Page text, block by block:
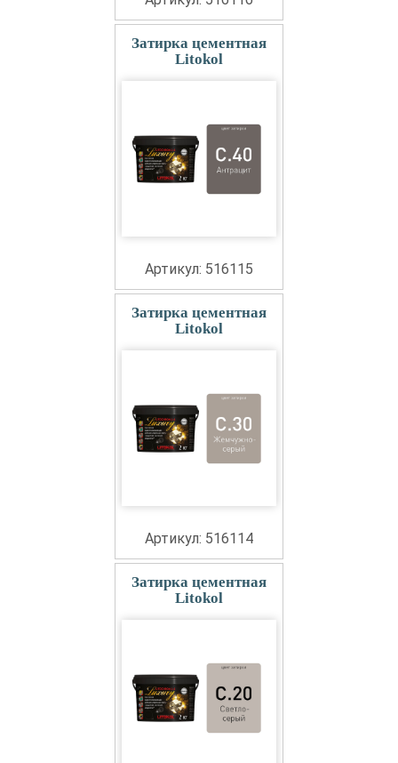
Затирка цементная
Litokol
Артикул: 516115
Затирка цементная
Litokol
Артикул: 516114
Затирка цементная
Litokol